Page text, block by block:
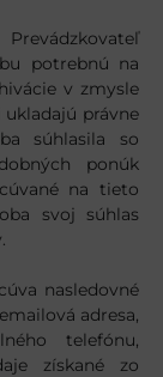
potrebnú na
v zmysle
právne
súhlasila so
ponúk
na tieto
svoj súhlas
nasledovné
adresa,
telefónu,
získané zo